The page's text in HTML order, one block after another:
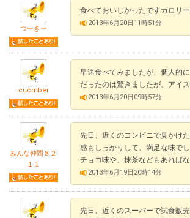
つーきー
食べておいしかったですカロリ
2013年6月20日11時51分
cucmber
早速食べてみましたが、個人的
だったのは驚きましたが、アイ
2013年6月20日09時57分
みんな仲間８２
１１
先日、近くのコンビニで見かけ
感もしっかりして、満足な味で
チョコ味や、抹茶などもあれば
2013年6月19日20時14分
先日、近くのスーパーで試食販